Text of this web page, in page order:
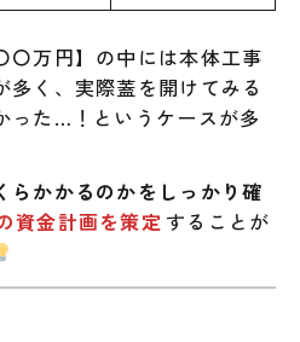
〇万円】の中には本体工事
多く、実際蓋を開けてみる
った…！というケースが多
らかかるのかをしっかり確
資金計画を策定 することが